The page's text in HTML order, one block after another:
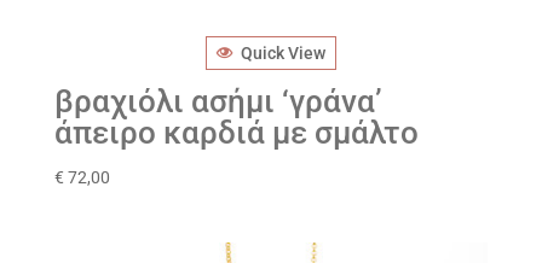
Quick View
βραχιόλι ασήμι ‘γράνα’
άπειρο καρδιά με σμάλτο
€ 72,00